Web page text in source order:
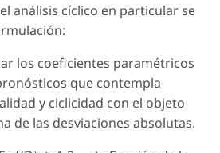
análisis cíclico en particular se
los coeficientes paramétricos
que contempla
y ciclicidad con el objeto
de las desviaciones absolutas.